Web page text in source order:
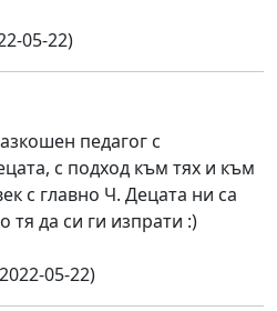
05-22)
педагог с
с подход към тях и към
с главно Ч. Децата ни са
тя да си ги изпрати :)
05-22)